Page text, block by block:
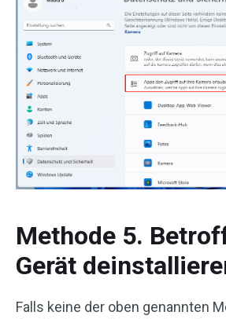
Methode 5.
Gerät
Falls keine der oben genannten